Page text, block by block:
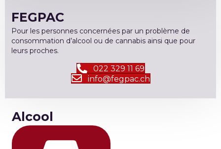
FEGPAC
Pour les personnes concernées par un problème de
consommation d’alcool ou de cannabis ainsi que pour
leurs proches.
022 329 11 69
info@fegpac.ch
Alcool